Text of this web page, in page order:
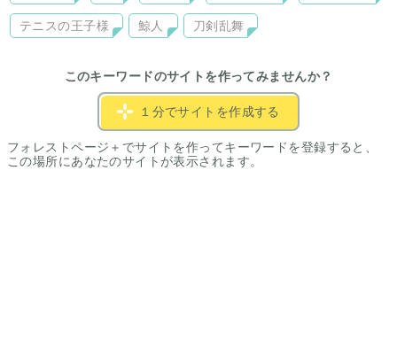
テニスの王子様 鯨人 刀剣乱舞
このキーワードのサイトを作ってみませんか？
１分でサイトを作成する
フォレストページ＋でサイトを作ってキーワードを登録すると、
この場所にあなたのサイトが表示されます。